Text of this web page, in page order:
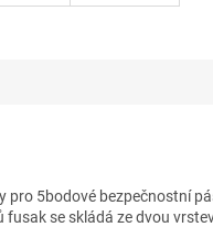
5bodové bezpečnostní
se skládá ze dvou